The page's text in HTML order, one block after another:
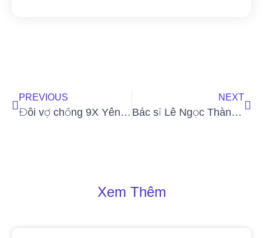
PREVIOUS
Đôi vợ chồng 9X Yên Bái và hành trình đưa Apa Niche tới đông đảo người tiêu dùng
NEXT
Bác sĩ Lê Ngọc Thành và hành trình chữa lành, mang đến sự hoàn thiện trong tâm hồn
Xem Thêm